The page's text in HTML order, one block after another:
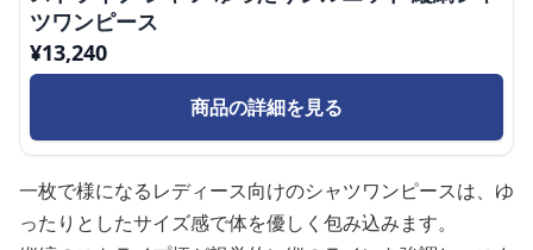
ツワンピース
¥13,240
商品の詳細を見る
一枚で様になるレディース向けのシャツワンピースは、ゆ
ったりとしたサイズ感で体を優しく包み込みます。